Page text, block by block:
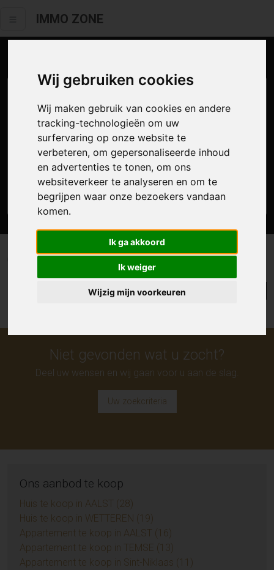
Wij gebruiken cookies
Wij maken gebruik van cookies en andere
tracking-technologieën om uw
surfervaring op onze website te
verbeteren, om gepersonaliseerde inhoud
en advertenties te tonen, om ons
websiteverkeer te analyseren en om te
begrijpen waar onze bezoekers vandaan
komen.
Ik ga akkoord
Ik weiger
Wijzig mijn voorkeuren
IMMO ZONE
Zoek
0 resultaten waarvan 0 in Gontrode
Lijst
Niet gevonden wat u zocht?
Deel uw wensen en wij gaan voor u aan de slag.
Uw zoekcriteria
Ons aanbod te koop
Huis te koop in AALST (28)
Huis te koop in WETTEREN (19)
Appartement te koop in AALST (16)
Appartement te koop in TEMSE (13)
Appartement te koop in Sint-Niklaas (11)